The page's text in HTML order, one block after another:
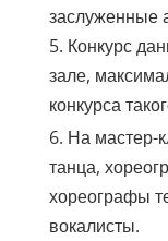
заслуженные
5. Конкурс
зале,
конкурса
6. На мастер-
танца,
хореографы
вокалисты.